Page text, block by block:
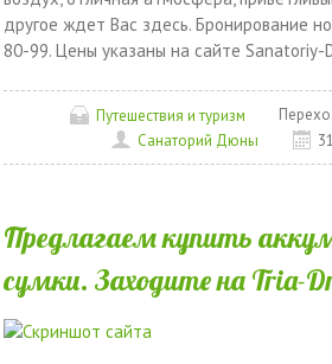
другое ждет Вас здесь. Бронирование
80-99. Цены указаны на сайте Sanatoriy-
Путешествия и туризм
Санаторий Дюны
Предлагаем купить
сумки. Заходите на Tria-